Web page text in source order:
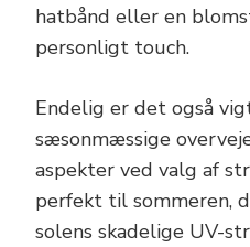
hatbånd eller en
personligt touch.
Endelig er det også
sæsonmæssige
aspekter ved valg af
perfekt til sommeren,
solens skadelige UV-